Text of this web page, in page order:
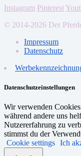
Instagram Pinterest
© 2014-2026 Der
Impressum
Datenschutz
Datenschutzeinstellungen
Wir verwenden
während andere uns
Nutzererfahrung zu
stimmst du der
Cookie settings Ich